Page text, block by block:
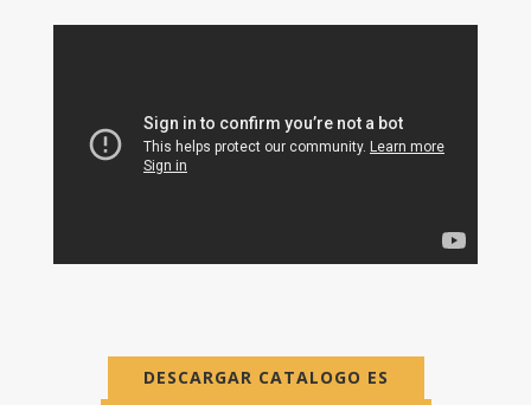
DESCARGAR CATALOGO ES